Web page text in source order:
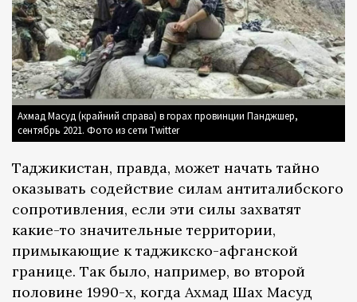
Ахмад Масуд (крайний справа) в горах провинции Панджшер,
сентябрь 2021. Фото из сети Twitter
Таджикистан, правда, может начать тайно
оказывать содействие силам антиталибского
сопротивления, если эти силы захватят
какие-то значительные территории,
примыкающие к таджикско-афганской
границе. Так было, например, во второй
половине 1990-х, когда Ахмад Шах Масуд